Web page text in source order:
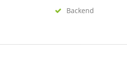
Backend